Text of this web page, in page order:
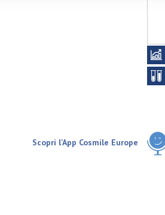
Scopri l'App Cosmile Europe